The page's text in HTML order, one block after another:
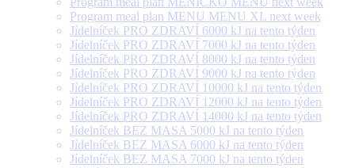
Program meal plan MENU MENU XL next week
Jídelníček PRO ZDRAVÍ 6000 kJ na tento týden
Jídelníček PRO ZDRAVÍ 7000 kJ na tento týden
Jídelníček PRO ZDRAVÍ 8000 kJ na tento týden
Jídelníček PRO ZDRAVÍ 9000 kJ na tento týden
Jídelníček PRO ZDRAVÍ 10000 kJ na tento týden
Jídelníček PRO ZDRAVÍ 12000 kJ na tento týden
Jídelníček PRO ZDRAVÍ 14000 kJ na tento týden
Jídelníček BEZ MASA 5000 kJ na tento týden
Jídelníček BEZ MASA 6000 kJ na tento týden
Jídelníček BEZ MASA 7000 kJ na tento týden